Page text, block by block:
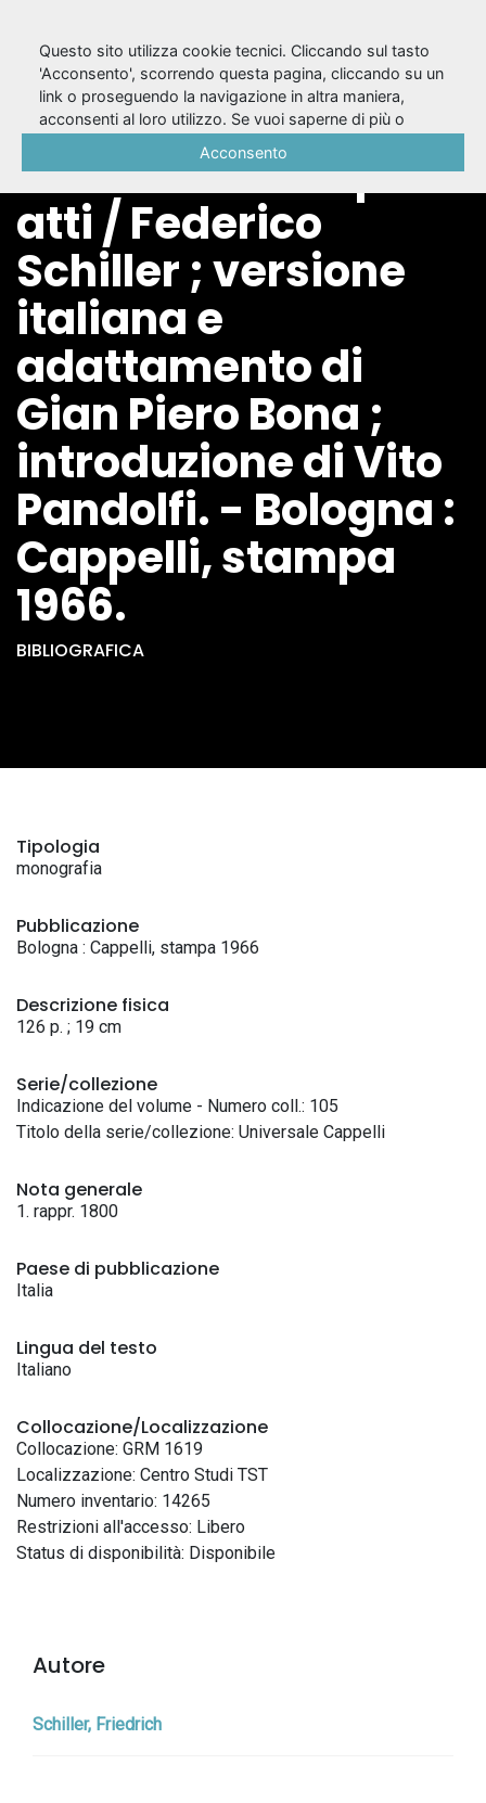
Maria Stuarda :
dramma in cinque
atti / Federico
Schiller ; versione
italiana e
adattamento di
Gian Piero Bona ;
introduzione di Vito
Pandolfi. - Bologna :
Cappelli, stampa
1966.
BIBLIOGRAFICA
Tipologia
monografia
Pubblicazione
Bologna : Cappelli, stampa 1966
Descrizione fisica
126 p. ; 19 cm
Serie/collezione
Indicazione del volume - Numero coll.: 105
Titolo della serie/collezione: Universale Cappelli
Nota generale
1. rappr. 1800
Paese di pubblicazione
Italia
Lingua del testo
Italiano
Collocazione/Localizzazione
Collocazione: GRM 1619
Localizzazione: Centro Studi TST
Numero inventario: 14265
Restrizioni all'accesso: Libero
Status di disponibilità: Disponibile
Autore
Schiller, Friedrich
Questo sito utilizza cookie tecnici. Cliccando sul tasto
'Acconsento', scorrendo questa pagina, cliccando su un
link o proseguendo la navigazione in altra maniera,
acconsenti al loro utilizzo. Se vuoi saperne di più o
Acconsento